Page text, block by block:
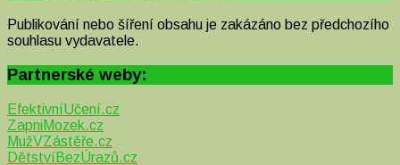
Publikování nebo šíření obsahu je zakázáno bez předchozího
souhlasu vydavatele.
Partnerské weby:
EfektivníUčení.cz
ZapniMozek.cz
MužVZástěře.cz
DětstvíBezÚrazů.cz